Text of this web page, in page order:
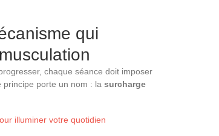
qui
chaque séance doit imposer
porte un nom : la surcharge
illuminer votre quotidien